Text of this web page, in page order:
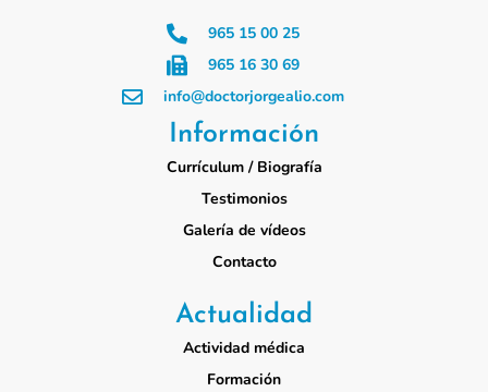
965 15 00 25
965 16 30 69
info@doctorjorgealio.com
Información
Currículum / Biografía
Testimonios
Galería de vídeos
Contacto
Actualidad
Actividad médica
Formación